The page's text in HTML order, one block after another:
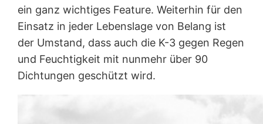
ein ganz wichtiges Feature. Weiterhin für den
Einsatz in jeder Lebenslage von Belang ist
der Umstand, dass auch die K-3 gegen Regen
und Feuchtigkeit mit nunmehr über 90
Dichtungen geschützt wird.